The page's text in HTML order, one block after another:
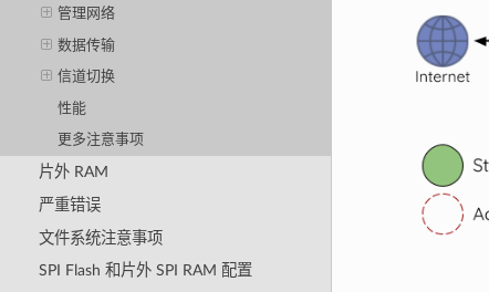
管理网络
数据传输
信道切换
性能
更多注意事项
片外 RAM
严重错误
文件系统注意事项
SPI Flash 和片外 SPI RAM 配置